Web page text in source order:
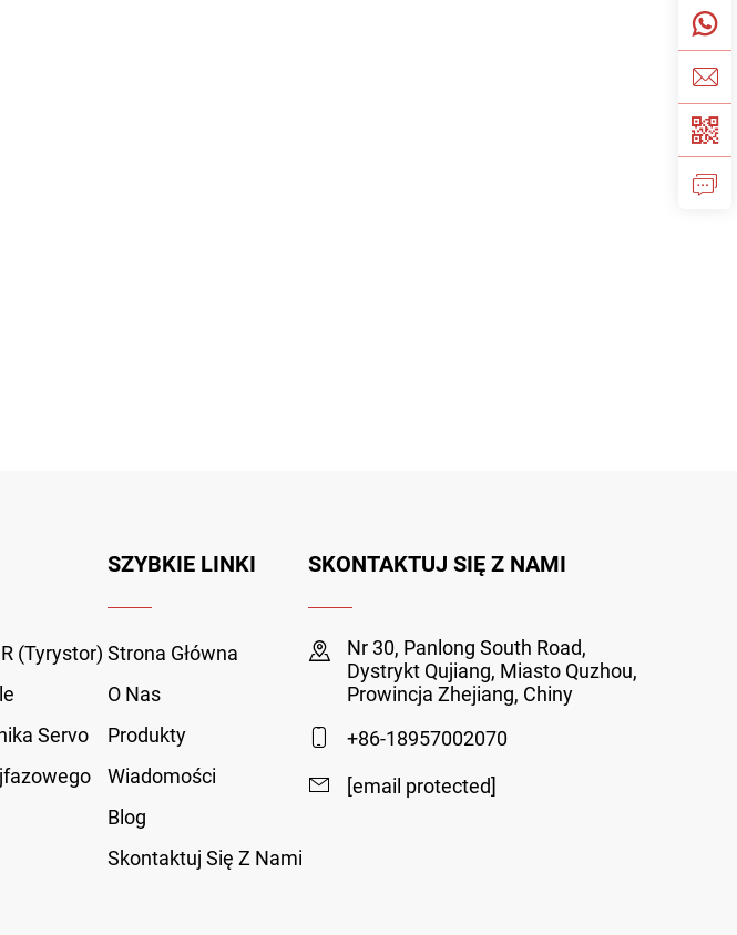
(Tyrystor)
Servo
SZYBKIE LINKI
Strona Główna
O Nas
Produkty
Wiadomości
Blog
Skontaktuj Się Z Nami
SKONTAKTUJ SIĘ Z NAMI
Nr 30, Panlong South Road,
Dystrykt Qujiang, Miasto Quzhou,
Prowincja Zhejiang, Chiny
+86-18957002070
[email protected]